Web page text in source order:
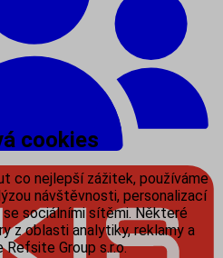
cookies
co nejlepší zážitek, používáme
návštěvnosti, personalizací
sociálními sítěmi. Některé
z oblasti analytiky, reklamy a
Group s.r.o.